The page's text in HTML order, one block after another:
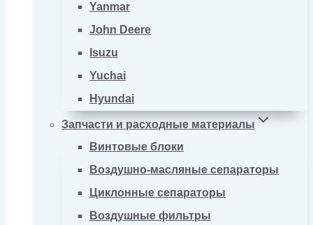
Yanmar
John Deere
Isuzu
Yuchai
Hyundai
Запчасти и расходные материалы
Винтовые блоки
Воздушно-масляные сепараторы
Циклонные сепараторы
Воздушные фильтры